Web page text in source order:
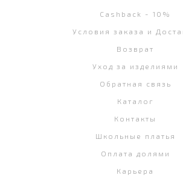
Cashback - 10%
Условия заказа и
Возврат
Уход за изделиями
Обратная связь
Каталог
Контакты
Школьные платья
Оплата долями
Карьера